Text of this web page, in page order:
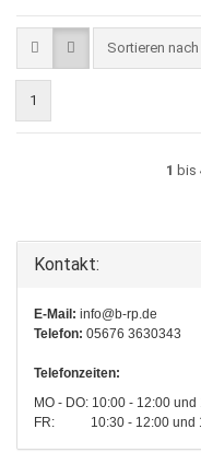
Sortieren nach
Sortieren nach
1
1 bis
Kontakt:
E-Mail: info@b-rp.de
Telefon: 05676 3630343
Telefonzeiten:
MO - DO: 10:00 - 12:00
FR: 10:30 - 12:00 und